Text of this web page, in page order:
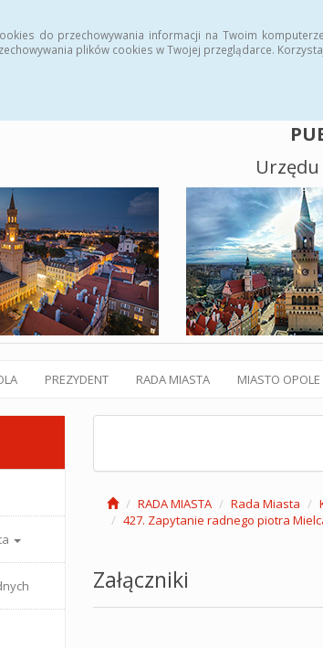
do przechowywania informacji na Twoim
plików cookies w Twojej przeglądarce.
PREZYDENT RADA MIASTA MIASTO OPOLE
RADA MIASTA Rada Miasta
427. Zapytanie radnego piotra
Załączniki